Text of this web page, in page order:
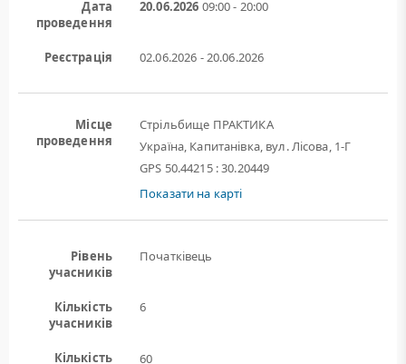
Дата
проведення
20.06.2026 09:00 - 20:00
Реєстрація 02.06.2026 - 20.06.2026
Місце
проведення
Стрільбище ПРАКТИКА
Україна, Капитанівка, вул. Лісова, 1-Г
GPS 50.44215 : 30.20449
Показати на карті
Рівень
учасників
Початківець
Кількість
учасників
6
Кількість
60